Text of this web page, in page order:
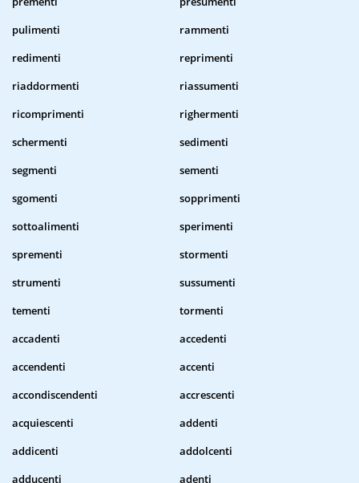
pulimenti
rammenti
redimenti
reprimenti
riaddormenti
riassumenti
ricomprimenti
righermenti
schermenti
sedimenti
segmenti
sementi
sgomenti
sopprimenti
sottoalimenti
sperimenti
sprementi
stormenti
strumenti
sussumenti
tementi
tormenti
accadenti
accedenti
accendenti
accenti
accondiscendenti
accrescenti
acquiescenti
addenti
addicenti
addolcenti
adducenti
adenti